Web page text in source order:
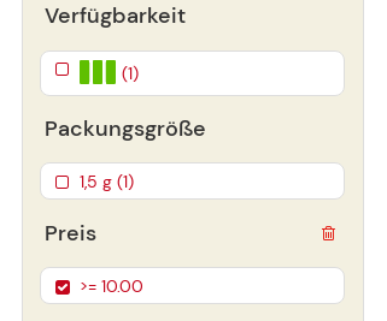
Verfügbarkeit
(1)
Packungsgröße
1,5 g (1)
Preis
>= 10.00